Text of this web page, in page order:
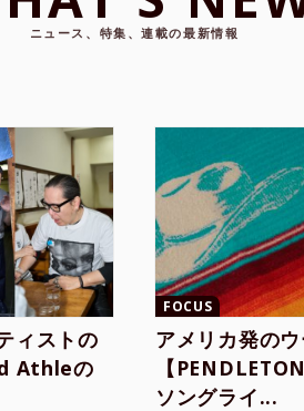
ニュース、特集、連載の最新情報
ィストの
Athleの
FOCUS
アメリカ発の
【
ソングライ...